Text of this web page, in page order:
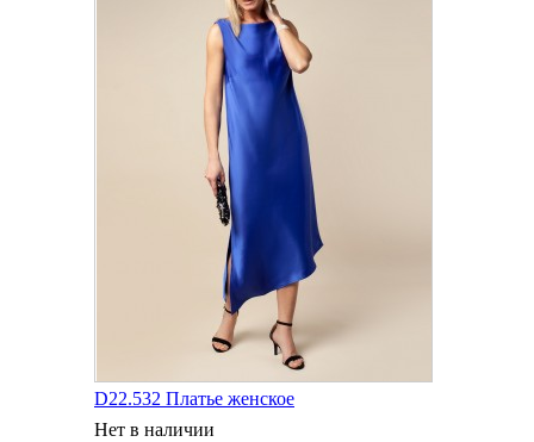
D22.532 Платье женское
Нет в наличии